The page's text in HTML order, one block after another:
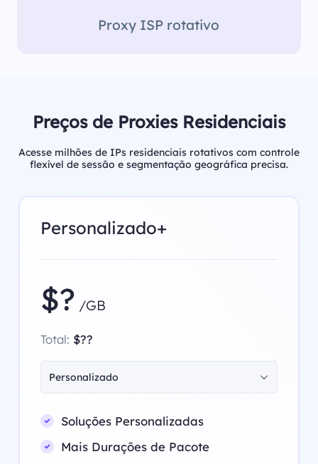
Proxy ISP rotativo
Preços de Proxies Residenciais
Acesse milhões de IPs residenciais rotativos com controle
flexível de sessão e segmentação geográfica precisa.
Personalizado+
$? /GB
Total: $??
Personalizado
Soluções Personalizadas
Mais Durações de Pacote